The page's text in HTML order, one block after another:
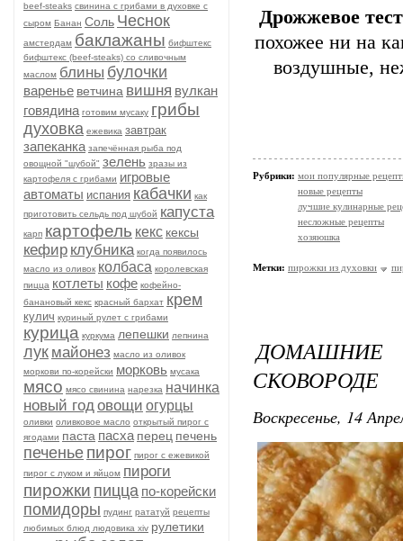
beef-stеаks cвинина с грибами в духовке с
сыром Банан Соль Чеснок
амстердам баклажаны бифштекс
бифштекс (beef-stеаks) со сливочным
маслом блины булочки
варенье ветчина вишня вулкан
говядина готовим мусаку грибы
духовка ежевика завтрак
запеканка запечённая рыба под
овощной "шубой" зелень зразы из
картофеля с грибами игровые
автоматы испания кабачки как
приготовить сельдь под шубой капуста
карп картофель кекс кексы
кефир клубника когда появилось
масло из оливок колбаса королевская
пицца котлеты кофе кофейно-
банановый кекс красный бархат крем
кулич куриный рулет с грибами
курица куркума лепешки лепнина
лук майонез масло из оливок
моркови по-корейски морковь мусака
мясо мясо свинина нарезка начинка
новый годовощи огурцы
оливки оливковое масло открытый пирог с
ягодами паста пасха перец печень
печенье пирог пирог с ежевикой
пирог с луком и яйцом пироги
пирожки пицца по-корейски
помидоры пудинг рататуй рецепты
любимых блюд людовика xiv рулетики
Дрожжевое
похожее ни на
воздушные,
Рубрики: мои популярные
новые рецепты
лучшие кулинарные
несложные рецепты
хозяюшка
Метки: пирожки из духовки
СКОВОРОДЕ
Воскресенье, 14